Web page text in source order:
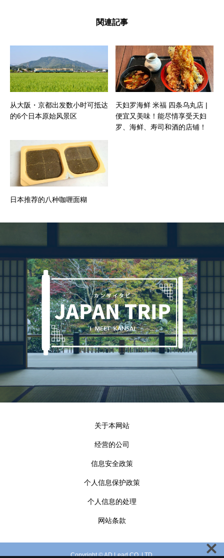
関連記事
从大阪・京都出发数小时可抵达
的6个日本原始风景区
天妇罗海鲜 米福 四条乌丸店 |
便宜又美味！能尽情享受天妇
罗、海鲜、寿司和酒的店铺！
日本推荐的八种咖喱面糊
关于本网站
经营的公司
信息安全政策
个人信息保护政策
个人信息的处理
网站条款
Copyright © AD.Lead CO.,LTD.